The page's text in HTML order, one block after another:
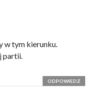
w tym kierunku.
partii.
ODPOWIEDZ